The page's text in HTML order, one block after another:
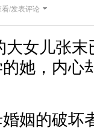
看/发表评论
女儿张
她，内心
姻的破坏